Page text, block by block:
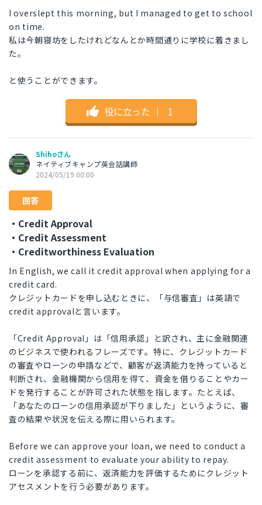
I overslept this morning, but I managed to get to school
on time.
私は今朝寝坊をしたけれどなんとか時間通りに学校に着きまし
た。
と使うことができます。
役に立った ｜ 1
Shihoさん
ネイティブキャンプ英会話講師
2024/05/19 00:00
回答
・Credit Approval
・Credit Assessment
・Creditworthiness Evaluation
In English, we call it credit approval when applying for a
credit card.
クレジットカードを申し込むときに、「与信審査」は英語で
credit approvalと言います。
「Credit Approval」は「信用承認」と訳され、主に金融関連
のビジネスで使われるフレーズです。特に、クレジットカード
の審査やローンの申請などで、顧客が返済能力を持っていると
判断され、金融機関から信用を得て、資金を借りることやカー
ドを発行することが許可された状態を指します。たとえば、
「あなたのローンの信用承認が下りました」というように、審
査の結果や状況を伝える際に用いられます。
Before we can approve your loan, we need to conduct a
credit assessment to evaluate your ability to repay.
ローンを承認する前に、返済能力を評価するためにクレジット
アセスメントを行う必要があります。